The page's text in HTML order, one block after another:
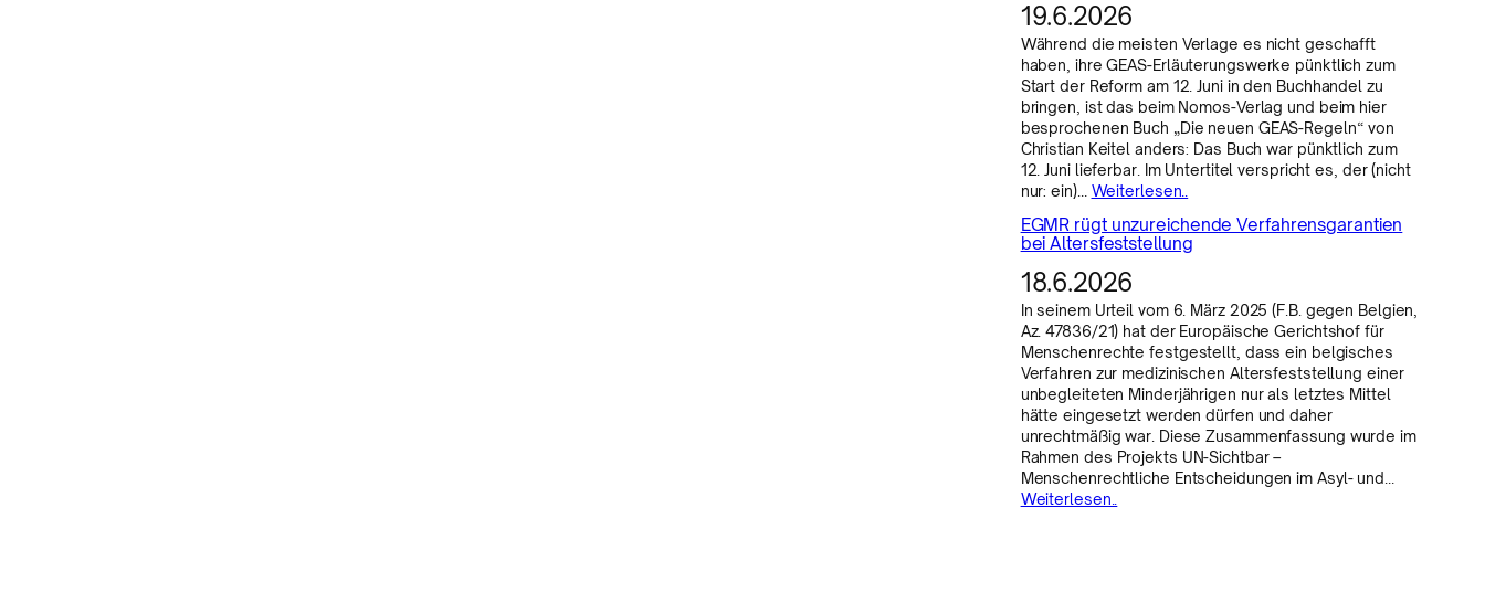
19.6.2026
Während die meisten Verlage es nicht geschafft
haben, ihre GEAS-Erläuterungswerke pünktlich zum
Start der Reform am 12. Juni in den Buchhandel zu
bringen, ist das beim Nomos-Verlag und beim hier
besprochenen Buch „Die neuen GEAS-Regeln“ von
Christian Keitel anders: Das Buch war pünktlich zum
12. Juni lieferbar. Im Untertitel verspricht es, der (nicht
nur: ein)… Weiterlesen..
EGMR rügt unzureichende Verfahrensgarantien
bei Altersfeststellung
18.6.2026
In seinem Urteil vom 6. März 2025 (F.B. gegen Belgien,
Az. 47836/21) hat der Europäische Gerichtshof für
Menschenrechte festgestellt, dass ein belgisches
Verfahren zur medizinischen Altersfeststellung einer
unbegleiteten Minderjährigen nur als letztes Mittel
hätte eingesetzt werden dürfen und daher
unrechtmäßig war. Diese Zusammenfassung wurde im
Rahmen des Projekts UN-Sichtbar –
Menschenrechtliche Entscheidungen im Asyl- und…
Weiterlesen..